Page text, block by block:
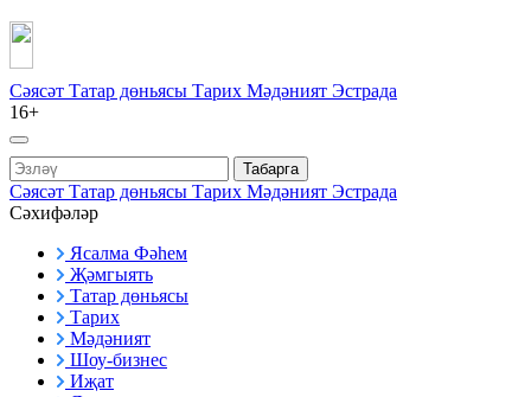
Сәясәт Татар дөньясы Тарих Мәдәният Эстрада
16+
Табарга
Сәясәт Татар дөньясы Тарих Мәдәният Эстрада
Сәхифәләр
Ясалма Фәһем
Җәмгыять
Татар дөньясы
Тарих
Мәдәният
Шоу-бизнес
Иҗат